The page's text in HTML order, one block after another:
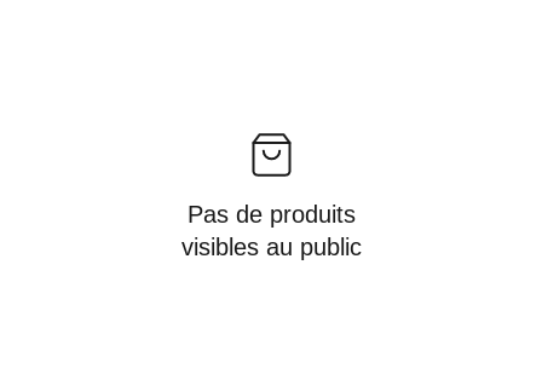
Pas de produits
visibles au public